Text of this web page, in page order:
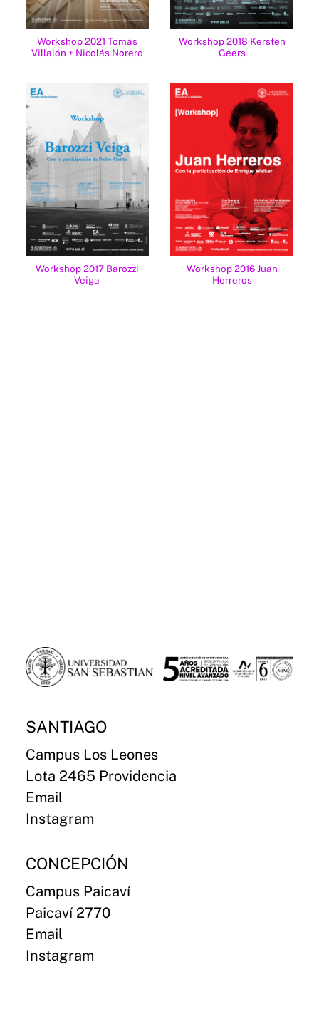
Workshop 2021 Tomás
Villalón + Nicolás Norero
Workshop 2018 Kersten
Geers
Workshop 2017 Barozzi
Veiga
Workshop 2016 Juan
Herreros
SANTIAGO
Campus Los Leones
Lota 2465 Providencia
Email
Instagram
CONCEPCIÓN
Campus Paicaví
Paicaví 2770
Email
Instagram